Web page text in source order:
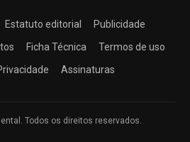
Estatuto editorial
Publicidade
Ficha Técnica
Termos de uso
Assinaturas
Todos os direitos reservados.